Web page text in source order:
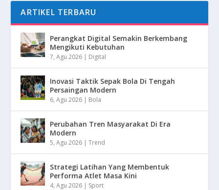
ARTIKEL TERBARU
Perangkat Digital Semakin Berkembang
Mengikuti Kebutuhan
7, Agu 2026 | Digital
Inovasi Taktik Sepak Bola Di Tengah
Persaingan Modern
6, Agu 2026 | Bola
Perubahan Tren Masyarakat Di Era
Modern
5, Agu 2026 |Trend
Strategi Latihan Yang Membentuk
Performa Atlet Masa Kini
4, Agu 2026 | Sport